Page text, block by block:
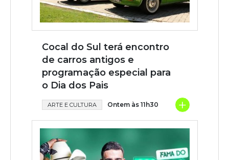
Cocal do Sul terá encontro
de carros antigos e
programação especial para
o Dia dos Pais
ARTE E CULTURA Ontem às 11h30 +